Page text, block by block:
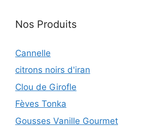
Nos Produits
Cannelle
citrons noirs d'iran
Clou de Girofle
Fèves Tonka
Gousses Vanille Gourmet